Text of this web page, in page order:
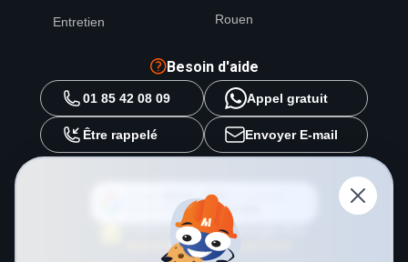
Entretien Rouen
Besoin d'aide
01 85 42 08 09 Appel gratuit
Être rappelé Envoyer E-mail
METAL 2000
source préférée surGoogle